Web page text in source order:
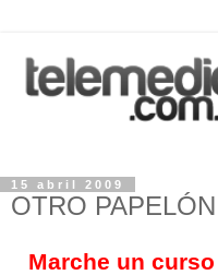
15 abril 2009
OTRO
Marche un